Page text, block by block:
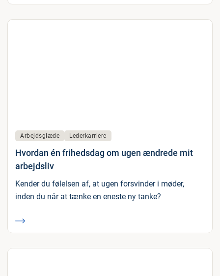
Arbejdsglæde Lederkarriere
Hvordan én frihedsdag om ugen ændrede mit
arbejdsliv
Kender du følelsen af, at ugen forsvinder i møder,
inden du når at tænke en eneste ny tanke?